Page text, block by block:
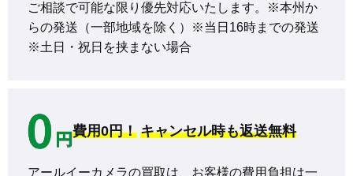
ご相談で可能な限り優先対応いたします。※本州か
らの発送（一部地域を除く）※当日16時までの発送
※土日・祝日を挟まない場合
費用0円！ キャンセル時も返送無料
アールイーカメラの買取は、お客様の費用負担は一